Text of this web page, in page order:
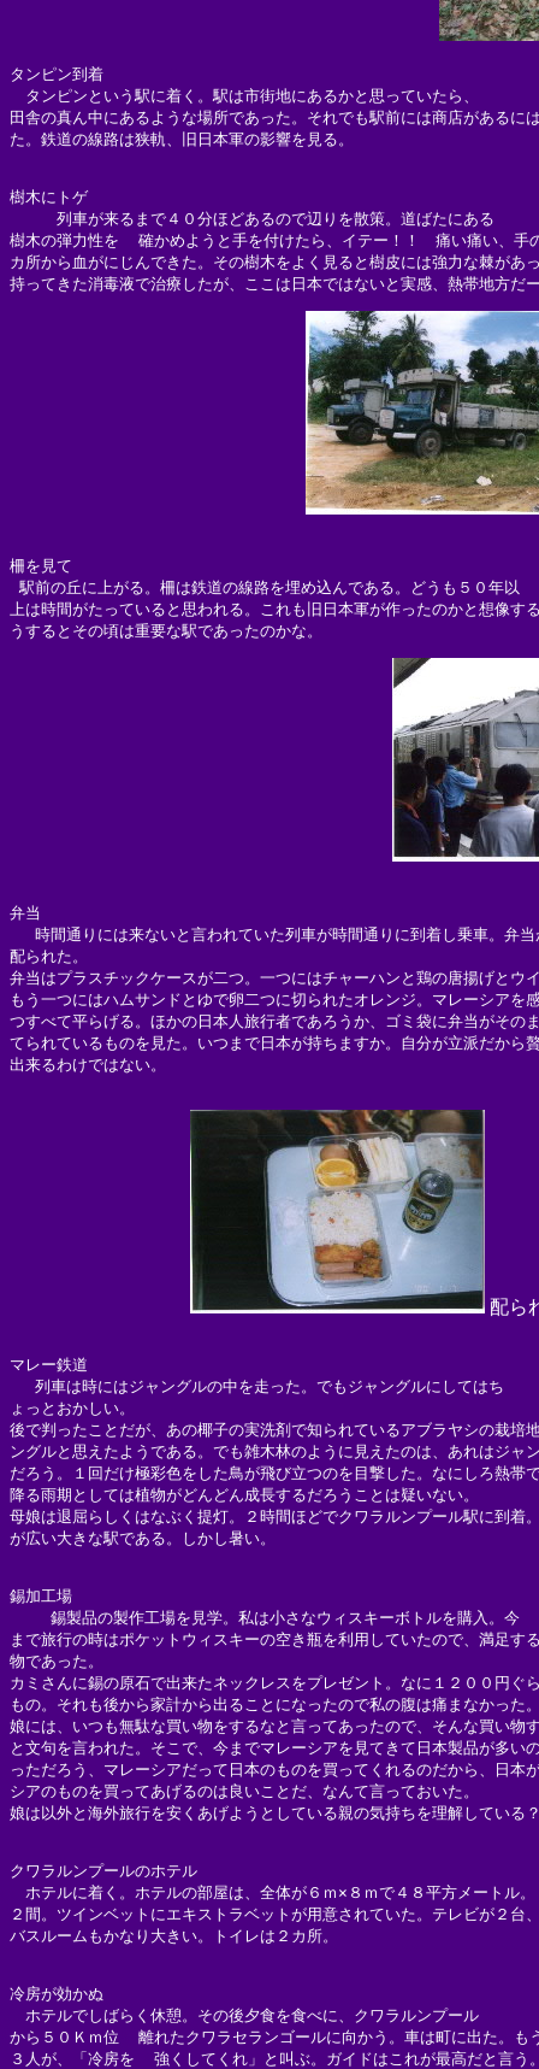
タンピン到着
タンピンという駅に着く。駅は市街地にあるかと思っていたら、
田舎の真ん中にあるような場所であった。それでも駅前には商店があるに
た。鉄道の線路は狭軌、旧日本軍の影響を見る。
樹木にトゲ
列車が来るまで４０分ほどあるので辺りを散策。道ばたにある
樹木の弾力性を  確かめようと手を付けたら、イテー！！　痛い痛い、手
カ所から血がにじんできた。その樹木をよく見ると樹皮には強力な棘があ
柵を見て
駅前の丘に上がる。柵は鉄道の線路を埋め込んである。どうも５０年以
上は時間がたっていると思われる。これも旧日本軍が作ったのかと想像す
弁当
時間通りには来ないと言われていた列車が時間通りに到着し乗車。弁当
配られた。
弁当はプラスチックケースが二つ。一つにはチャーハンと鶏の唐揚げとウ
もう一つにはハムサンドとゆで卵二つに切られたオレンジ。マレーシアを
つすべて平らげる。ほかの日本人旅行者であろうか、ゴミ袋に弁当がその
てられているものを見た。いつまで日本が持ちますか。自分が立派だから
出来るわけではない。
配ら
マレー鉄道
列車は時にはジャングルの中を走った。でもジャングルにしてはち
ょっとおかしい。
後で判ったことだが、あの椰子の実洗剤で知られているアブラヤシの栽培
ングルと思えたようである。でも雑木林のように見えたのは、あれはジャ
だろう。１回だけ極彩色をした鳥が飛び立つのを目撃した。なにしろ熱帯
降る雨期としては植物がどんどん成長するだろうことは疑いない。
母娘は退屈らしくはなぶく提灯。２時間ほどでクワラルンプール駅に到着
が広い大きな駅である。しかし暑い。
錫加工場
錫製品の製作工場を見学。私は小さなウィスキーボトルを購入。今
まで旅行の時はポケットウィスキーの空き瓶を利用していたので、満足す
物であった。
カミさんに錫の原石で出来たネックレスをプレゼント。なに１２００円ぐ
もの。それも後から家計から出ることになったので私の腹は痛まなかった
娘には、いつも無駄な買い物をするなと言ってあったので、そんな買い物
と文句を言われた。そこで、今までマレーシアを見てきて日本製品が多い
っただろう、マレーシアだって日本のものを買ってくれるのだから、日本
シアのものを買ってあげるのは良いことだ、なんて言っておいた。
娘は以外と海外旅行を安くあげようとしている親の気持ちを理解している
クワラルンプールのホテル
ホテルに着く。ホテルの部屋は、全体が６ｍ×８ｍで４８平方メートル。
２間。ツインベットにエキストラベットが用意されていた。テレビが２台
バスルームもかなり大きい。トイレは２カ所。
冷房が効かぬ
ホテルでしばらく休憩。その後夕食を食べに、クワラルンプール
から５０Ｋｍ位  離れたクワラセランゴールに向かう。車は町に出た。も
３人が、「冷房を  強くしてくれ」と叫ぶ。ガイドはこれが最高だと言う